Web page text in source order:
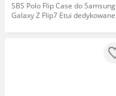
SBS Polo Flip Case do Samsung
Galaxy Z Flip7 Etui dedykowane